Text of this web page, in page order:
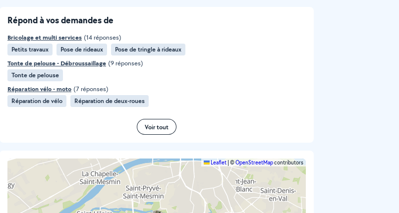
Répond à vos demandes de
Bricolage et multi services (14 réponses)
Petits travaux
Pose de rideaux
Pose de tringle à rideaux
Tonte de pelouse - Débroussaillage (9 réponses)
Tonte de pelouse
Réparation vélo - moto (7 réponses)
Réparation de vélo
Réparation de deux-roues
Voir tout
Leaflet ©OpenStreetMapcontributors